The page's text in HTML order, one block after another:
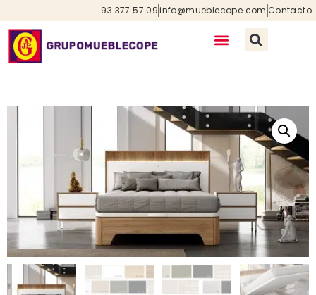
93 377 57 09info@mueblecope.com Contacto